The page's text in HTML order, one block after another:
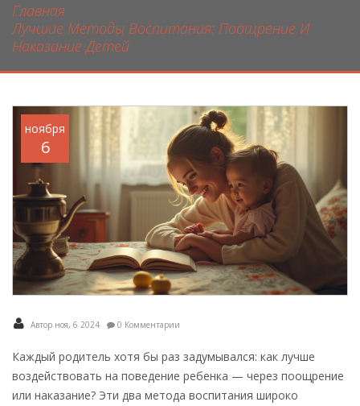
Главная
Лучшие Методы Воспитания: Поощрение И
Наказание Детей
ноября
6
Автор ноя, 6 2024 0 Комментарии
Каждый родитель хотя бы раз задумывался: как лучше
воздействовать на поведение ребенка — через поощрение
или наказание? Эти два метода воспитания широко